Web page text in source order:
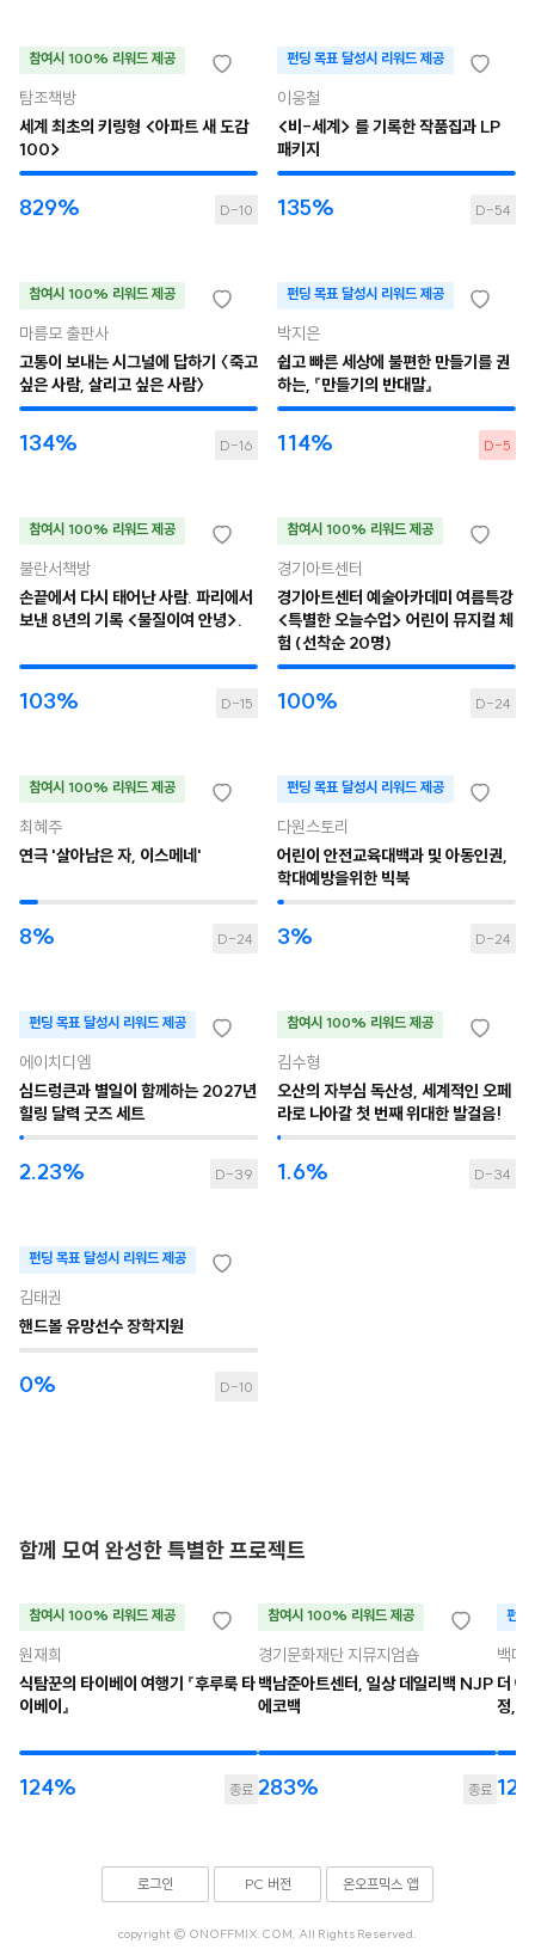
참여시 100% 리워드 제공
탐조책방
세계 최초의 키링형 <아파트 새 도감
100>
829% D-10
펀딩 목표 달성시 리워드 제공
이웅철
<비-세계> 를 기록한 작품집과 LP
패키지
135% D-54
참여시 100% 리워드 제공
마름모 출판사
고통이 보내는 시그널에 답하기 〈죽고
싶은 사람, 살리고 싶은 사람〉
134% D-16
펀딩 목표 달성시 리워드 제공
박지은
쉽고 빠른 세상에 불편한 만들기를 권
하는, 『만들기의 반대말』
114% D-5
참여시 100% 리워드 제공
불란서책방
손끝에서 다시 태어난 사람. 파리에서
보낸 8년의 기록 <물질이여 안녕>.
103% D-15
참여시 100% 리워드 제공
경기아트센터
경기아트센터 예술아카데미 여름특강
<특별한 오늘수업> 어린이 뮤지컬 체
험 (선착순 20명)
100% D-24
참여시 100% 리워드 제공
최혜주
연극 '살아남은 자, 이스메네'
8% D-24
펀딩 목표 달성시 리워드 제공
다원스토리
어린이 안전교육대백과 및 아동인권,
학대예방을위한 빅북
3% D-24
펀딩 목표 달성시 리워드 제공
에이치디엠
심드렁큰과 별일이 함께하는 2027년
힐링 달력 굿즈 세트
2.23% D-39
참여시 100% 리워드 제공
김수형
오산의 자부심 독산성, 세계적인 오페
라로 나아갈 첫 번째 위대한 발걸음!
1.6% D-34
펀딩 목표 달성시 리워드 제공
김태권
핸드볼 유망선수 장학지원
0% D-10
함께 모여 완성한 특별한 프로젝트
참여시 100% 리워드 제공
원재희
식탐꾼의 타이베이 여행기 『후루룩 타
이베이』
124% 종료
참여시 100% 리워드 제공
경기문화재단 지뮤지엄숍
백남준아트센터, 일상 데일리백 NJP
에코백
283% 종료
펀딩
백다
더 아
정,
로그인 PC 버전 온오프믹스 앱
copyright © ONOFFMIX.COM, All Rights Reserved.